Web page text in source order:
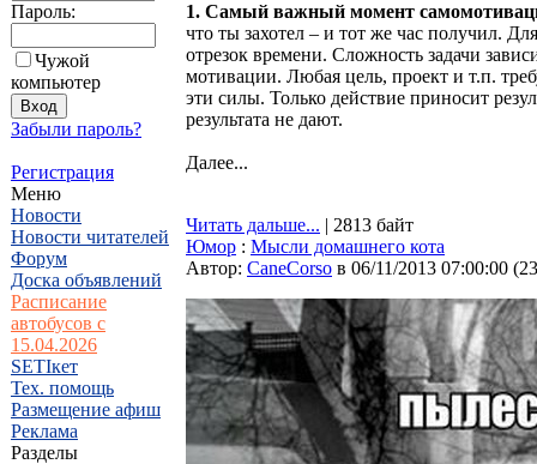
Пароль:
Чужой
компьютер
Забыли пароль?
Регистрация
Меню
Новости
Новости читателей
Форум
Доска объявлений
Расписание
автобусов с
15.04.2026
SETIкет
Тех. помощь
Размещение афиш
Реклама
Разделы
1. Самый важный момент
что ты захотел – и тот же час получил.
отрезок времени. Сложность задачи
мотивации. Любая цель, проект и т.п.
эти силы. Только действие приносит
результата не дают.
Далее...
Читать дальше... | 2813 байт
Юмор : Мысли домашнего кота
Автор: CaneCorso в 06/11/2013 07:00:00 (